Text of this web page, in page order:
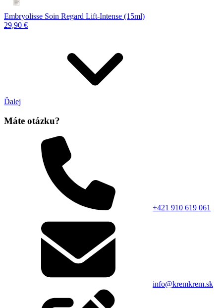
Embryolisse Soin Regard Lift-Intense (15ml)
29,90 €
Ďalej
Máte otázku?
+421 910 619 061
info@kremkrem.sk